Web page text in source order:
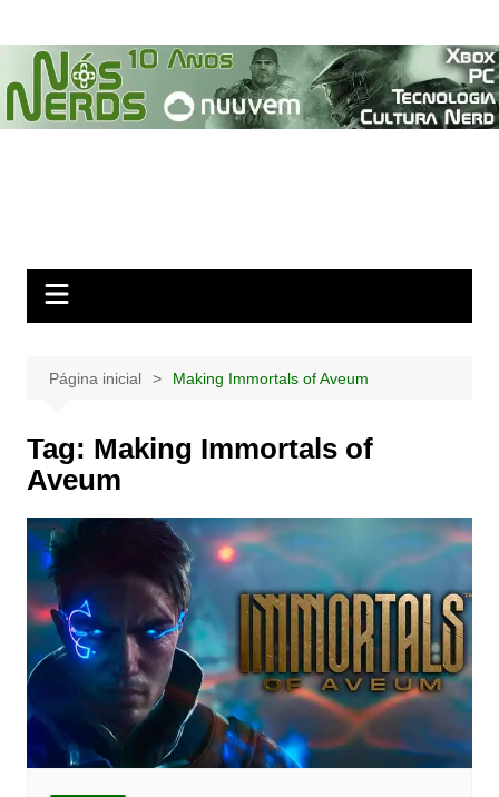
para
conteúdo
Página inicial Making Immortals of Aveum
Tag: Making Immortals of
Aveum